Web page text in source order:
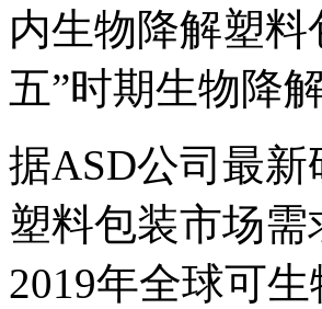
内生物降解塑
五”时期生物降
据ASD公司最新
塑料包装市场
2019年全球可